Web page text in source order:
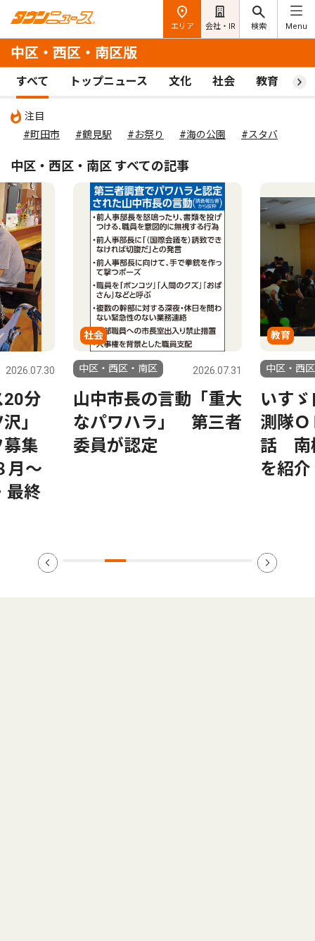
エリア 会社・IR 検索 Menu
中区・西区・南区版
すべて トップニュース 文化 社会 教育 ス
注目
#町田市
#鶴見駅 #お祭り #海の公園 #スタバ
中区・西区・南区 すべての記事
2026.07.31
重大
三者
教育
中区・西区・南区 2026.08.07
いすゞ自動車の南極観
測隊ＯＢが児童に講
話 南極の自然や仕事
ピックア
中区・西
葉山
い 日
もの｣
る心